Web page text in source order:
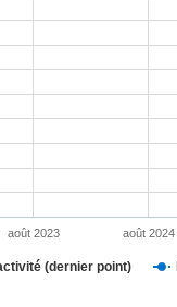
(dernier point)
août 2023 août 2024